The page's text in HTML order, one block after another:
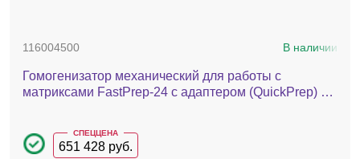
116004500 В наличии
Гомогенизатор механический для работы с
матриксами FastPrep-24 с адаптером (QuickPrep) –
СПЕЦЦЕНА
651 428 руб.